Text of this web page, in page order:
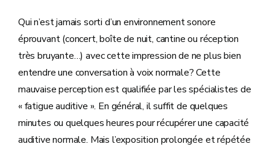
Qui n’est jamais sorti d’un environnement sonore
éprouvant (concert, boîte de nuit, cantine ou réception
très bruyante…) avec cette impression de ne plus bien
entendre une conversation à voix normale? Cette
mauvaise perception est qualifiée par les spécialistes de
« fatigue auditive ». En général, il suffit de quelques
minutes ou quelques heures pour récupérer une capacité
auditive normale. Mais l’exposition prolongée et répétée